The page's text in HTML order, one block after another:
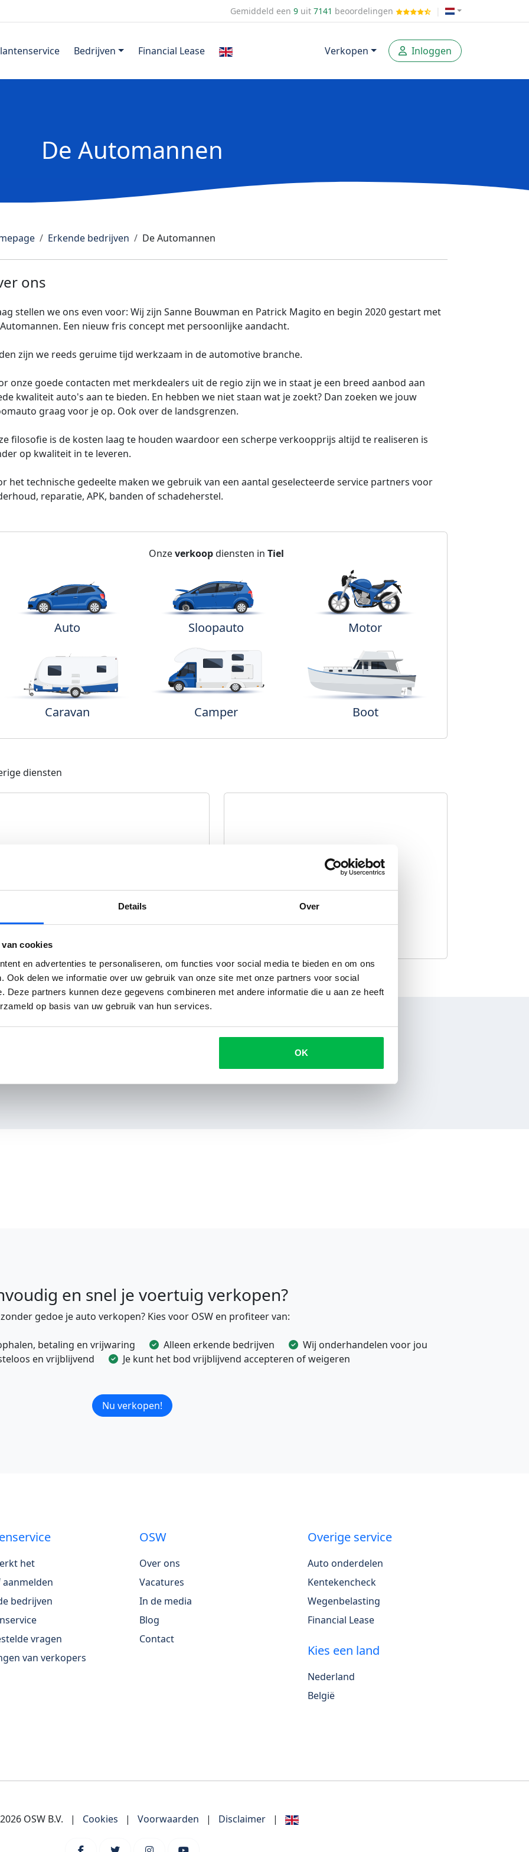
Details Over
cookies
en advertenties te personaliseren, om functies voor social media te bieden en om ons
Ook delen we informatie over uw gebruik van onze site met onze partners voor social
Deze partners kunnen deze gegevens combineren met andere informatie die u aan ze heeft
op basis van uw gebruik van hun services.
OK
Gemiddeld een9 uit7141 beoordelingen
Bedrijven Financial Lease Verkopen Inloggen
De Automannen
Erkende bedrijven De Automannen
ons
stellen we ons even voor: Wij zijn Sanne Bouwman en Patrick Magito en begin 2020 gestart met
Een nieuw fris concept met persoonlijke aandacht.
zijn we reeds geruime tijd werkzaam in de automotive branche.
onze goede contacten met merkdealers uit de regio zijn we in staat je een breed aanbod aan
kwaliteit auto's aan te bieden. En hebben we niet staan wat je zoekt? Dan zoeken we jouw
graag voor je op. Ook over de landsgrenzen.
filosofie is de kosten laag te houden waardoor een scherpe verkoopprijs altijd te realiseren is
op kwaliteit in te leveren.
het technische gedeelte maken we gebruik van een aantal geselecteerde service partners voor
reparatie, APK, banden of schadeherstel.
Onzeverkoopdiensten in Tiel
Auto Sloopauto Motor
Caravan Camper Boot
diensten
APK Onderdelen
en snel je voertuig verkopen?
gedoe je auto verkopen? Kies voor OSW en profiteer van:
betaling en vrijwaring Alleen erkende bedrijven
Wij onderhandelen voor jou
en vrijblijvend
Je kunt het bod vrijblijvend accepteren of weigeren
Nu verkopen!
het
bedrijven
vragen
van verkopers
OSW
Over ons
Vacatures
In de media
Blog
Contact
Overige service
Auto onderdelen
Kentekencheck
Wegenbelasting
Financial Lease
Kies een land
Nederland
België
OSW B.V. | Cookies | Voorwaarden | Disclaimer |